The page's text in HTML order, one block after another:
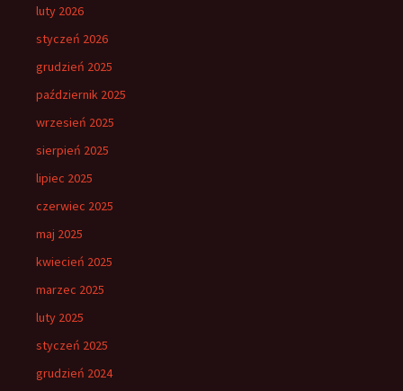
luty 2026
styczeń 2026
grudzień 2025
październik 2025
wrzesień 2025
sierpień 2025
lipiec 2025
czerwiec 2025
maj 2025
kwiecień 2025
marzec 2025
luty 2025
styczeń 2025
grudzień 2024